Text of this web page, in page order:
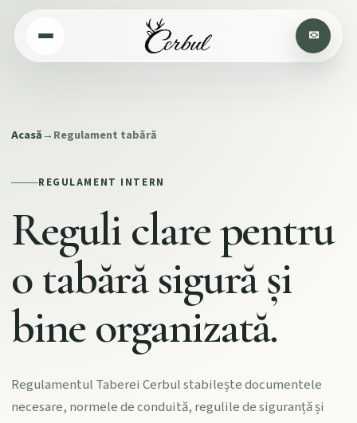
Acasă→Regulament tabără
REGULAMENT INTERN
Reguli clare pentru
o tabără sigură și
bine organizată.
Regulamentul Taberei Cerbul stabilește documentele
necesare, normele de conduită, regulile de siguranță și